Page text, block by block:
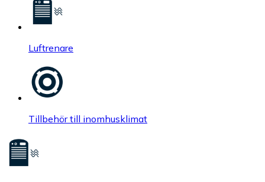
Luftrenare
Tillbehör till inomhusklimat